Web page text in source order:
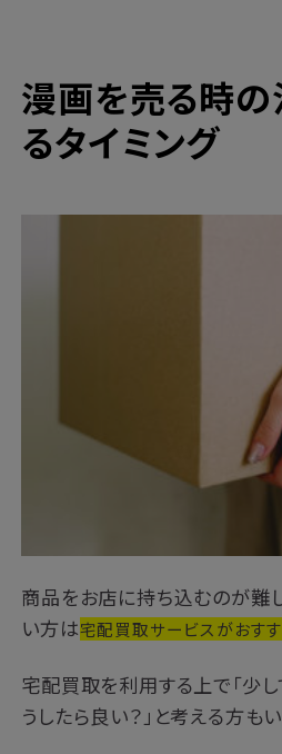
漫画を売る時
るタイミング
商品をお店に持ち込むのが難
い方は宅配買取サービスがおすす
宅配買取を利用する上で「少
うしたら良い？」と考える方も